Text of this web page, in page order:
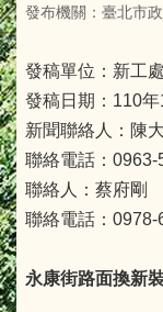
發布機關：臺北市
發稿單位：新工處
發稿日期：110年
新聞聯絡人：陳
聯絡電話：0963-
聯絡人：蔡府剛
聯絡電話：0978-
永康街路面換新